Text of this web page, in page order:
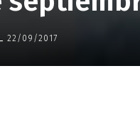
- 22/09/2017